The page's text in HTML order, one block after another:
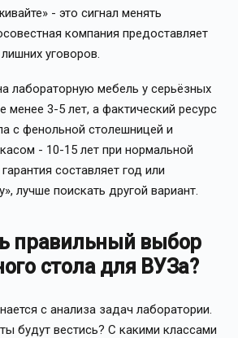
- это сигнал менять
компания предоставляет
уговоров.
лабораторную мебель у серьёзных
менее 3-5 лет, а фактический ресурс
с фенольной столешницей и
- 10-15 лет при нормальной
составляет год или
лучше поискать другой вариант.
правильный выбор
стола для ВУЗа?
с анализа задач лаборатории.
будут вестись? С какими классами